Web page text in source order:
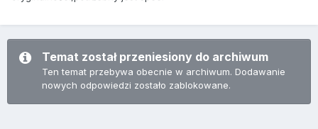
Temat został przeniesiony do archiwum
Ten temat przebywa obecnie w archiwum. Dodawanie
nowych odpowiedzi zostało zablokowane.